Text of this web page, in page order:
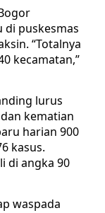
di puskesmas
“Totalnya
kecamatan,”
lurus
kematian
harian 900
kasus.
di angka 90
waspada